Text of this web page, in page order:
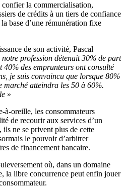
la commercialisation,
de crédits à un tiers de confiance
base d’une rémunération fixe
de son activité, Pascal
profession détenait 30% de part
40% des emprunteurs ont consulté
je suis convaincu que lorsque 80%
atteindra les 50 à 60%.
»
à-oreille, les consommateurs
de recourir aux services d’un
ne se privent plus de cette
le pouvoir d’arbitrer
de financement bancaire.
où, dans un domaine
la libre concurrence peut enfin jouer